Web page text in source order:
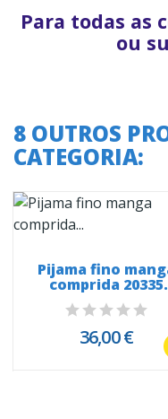
Para todas as
ou
8 OUTROS
CATEGORIA:
Pijama fino
comprida 20335
Snoopy White...
36,00 €